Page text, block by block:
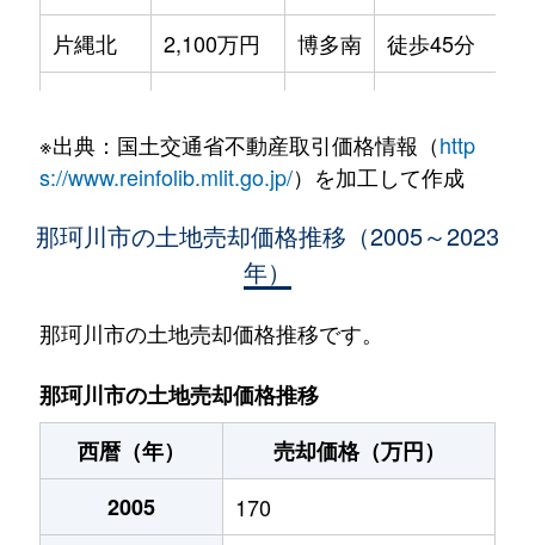
片縄北
2,100万円 博多南
徒歩45分
大字道善
62万円 博多南
徒歩45分
5,600万円
大字成竹
1,700万円 博多南
※出典：国土交通省不動産取引価格情報（http
s://www.reinfolib.mlit.go.jp/）を加工して作成
那珂川市の土地売却価格推移（2005～2023
年）
那珂川市の土地売却価格推移です。
那珂川市の土地売却価格推移
西暦（年）
売却価格（万円）
2005
170